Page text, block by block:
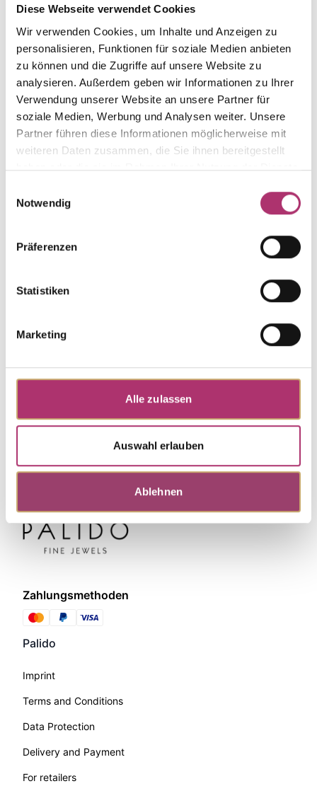
Diese Webseite verwendet Cookies
Wir verwenden Cookies, um Inhalte und Anzeigen zu
personalisieren, Funktionen für soziale Medien anbieten
zu können und die Zugriffe auf unsere Website zu
analysieren. Außerdem geben wir Informationen zu Ihrer
Verwendung unserer Website an unsere Partner für
soziale Medien, Werbung und Analysen weiter. Unsere
Partner führen diese Informationen möglicherweise mit
weiteren Daten zusammen, die Sie ihnen bereitgestellt
haben oder die sie im Rahmen Ihrer Nutzung der Dienste
Notwendig
Präferenzen
Statistiken
Marketing
Alle zulassen
Auswahl erlauben
Ablehnen
mother of pearl
-
The matching pieces
from this collection.
Cinderella · Necklace · Yellow Gold 585 · White
UVP: € 1.663,00
Zahlungsmethoden
Palido
Imprint
Terms and Conditions
Data Protection
Delivery and Payment
For retailers